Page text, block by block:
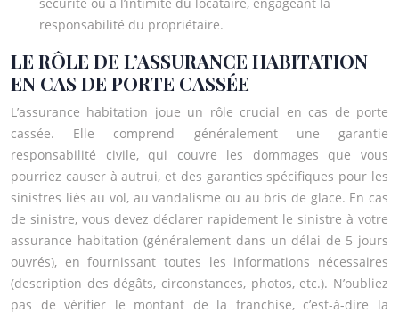
responsabilité du propriétaire.
LE RÔLE DE L’ASSURANCE HABITATION
EN CAS DE PORTE CASSÉE
L’assurance habitation joue un rôle crucial en cas de porte
cassée. Elle comprend généralement une garantie
responsabilité civile, qui couvre les dommages que vous
pourriez causer à autrui, et des garanties spécifiques pour les
sinistres liés au vol, au vandalisme ou au bris de glace. En cas
de sinistre, vous devez déclarer rapidement le sinistre à votre
assurance habitation (généralement dans un délai de 5 jours
ouvrés), en fournissant toutes les informations nécessaires
(description des dégâts, circonstances, photos, etc.). N’oubliez
pas de vérifier le montant de la franchise, c’est-à-dire la